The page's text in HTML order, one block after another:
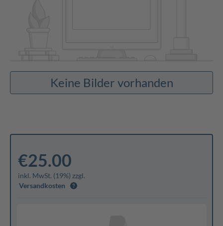
Keine Bilder vorhanden
€25.00
inkl. MwSt. (19%) zzgl.
Versandkosten